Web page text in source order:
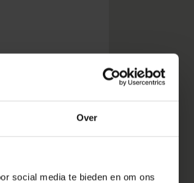
Over
social media te bieden en om ons